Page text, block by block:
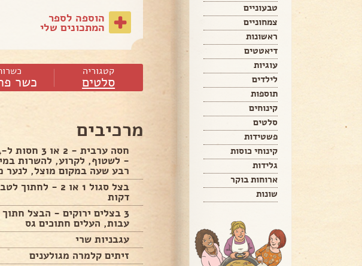
טבעוניים
צמחוניים
ראשונות
דיאטטים
עוגיות
לילדים
תוספות
קינוחים
סלטים
פשטידות
קינוחי כוסות
גלידות
ארוחות בוקר
שונות
הוספה לספר
המתכונים שלי
קטגוריה
סלטים כשר
מרכיבים
- לשטוף, לקרוע, להשרות
רבע שעה במקום מוצל, לנער
בצל סגול 1 או 2 -
דקות
3 בצלים ירוקים - הבצל
עבות, העלים חתוכים גס
עגבניות שרי
זיתים קלמרה מגולענים